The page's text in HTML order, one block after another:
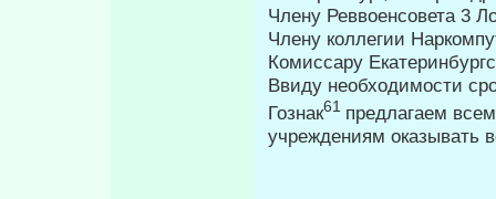
Члену Реввоенсовета 3
Члену коллегии
Комиссару
Ввиду необходимости
Гознак61 предлагаем
учреждениям оказывать